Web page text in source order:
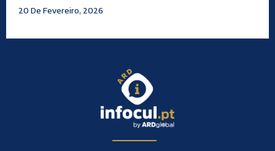
20 De Fevereiro, 2026